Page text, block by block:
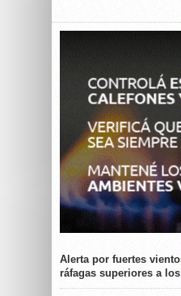
Alerta por fuertes
ráfagas superiores a